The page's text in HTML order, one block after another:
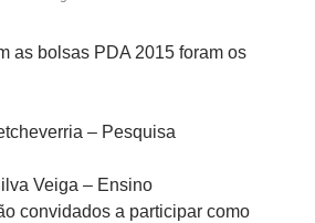
as bolsas PDA 2015 foram os
– Pesquisa
Veiga – Ensino
convidados a participar como